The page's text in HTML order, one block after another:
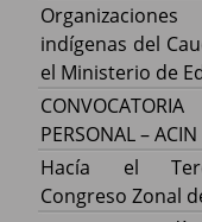
Organizaciones
indígenas del
el Ministerio de
CONVOCATORIA
PERSONAL –
Hacía el
Congreso Zonal